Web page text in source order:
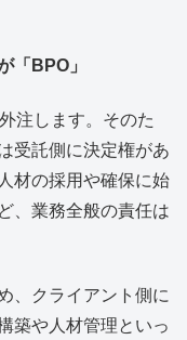
「BPO」
注します。そのた
受託側に決定権があ
材の採用や確保に始
、業務全般の責任は
、クライアント側に
築や人材管理といっ